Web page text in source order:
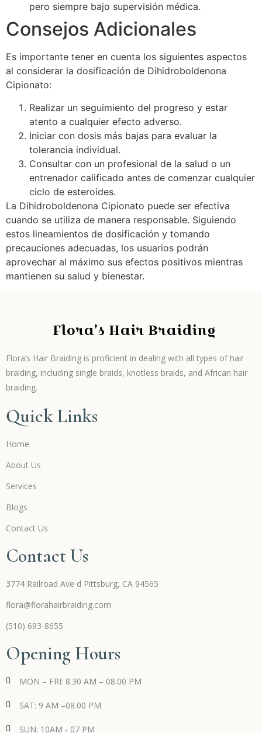
pero siempre bajo supervisión médica.
Consejos Adicionales
Es importante tener en cuenta los siguientes aspectos
al considerar la dosificación de Dihidroboldenona
Cipionato:
Realizar un seguimiento del progreso y estar
atento a cualquier efecto adverso.
Iniciar con dosis más bajas para evaluar la
tolerancia individual.
Consultar con un profesional de la salud o un
entrenador calificado antes de comenzar cualquier
ciclo de esteroides.
La Dihidroboldenona Cipionato puede ser efectiva
cuando se utiliza de manera responsable. Siguiendo
estos lineamientos de dosificación y tomando
precauciones adecuadas, los usuarios podrán
aprovechar al máximo sus efectos positivos mientras
mantienen su salud y bienestar.
Flora’s Hair Braiding
Flora’s Hair Braiding is proficient in dealing with all types of hair
braiding, including single braids, knotless braids, and African hair
braiding.
Quick Links
Home
About Us
Services
Blogs
Contact Us
Contact Us
3774 Railroad Ave d Pittsburg, CA 94565
flora@florahairbraiding.com
(510) 693-8655
Opening Hours
MON – FRI: 8.30 AM – 08.00 PM
SAT: 9 AM –08.00 PM
SUN: 10AM - 07 PM